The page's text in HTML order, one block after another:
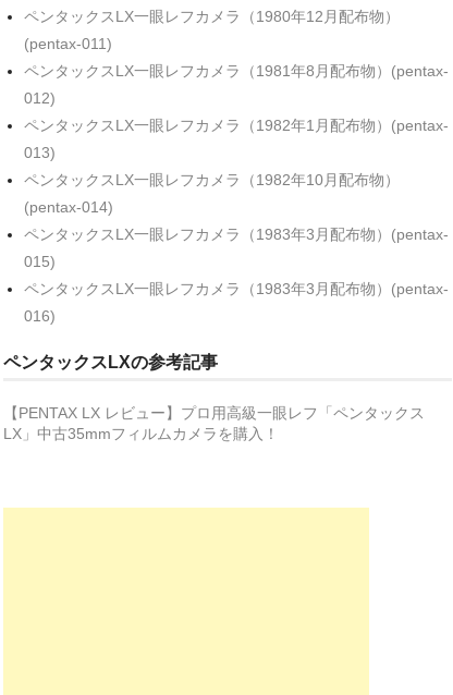
ペンタックスLX一眼レフカメラ（1980年12月配布物）
(pentax-011)
ペンタックスLX一眼レフカメラ（1981年8月配布物）(pentax-
012)
ペンタックスLX一眼レフカメラ（1982年1月配布物）(pentax-
013)
ペンタックスLX一眼レフカメラ（1982年10月配布物）
(pentax-014)
ペンタックスLX一眼レフカメラ（1983年3月配布物）(pentax-
015)
ペンタックスLX一眼レフカメラ（1983年3月配布物）(pentax-
016)
ペンタックスLXの参考記事
【PENTAX LX レビュー】プロ用高級一眼レフ「ペンタックス
LX」中古35mmフィルムカメラを購入！